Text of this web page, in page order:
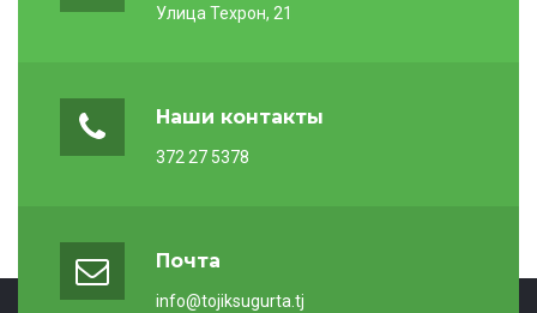
Улица Техрон, 21
Наши контакты
372 27 5378
Почта
info@tojiksugurta.tj